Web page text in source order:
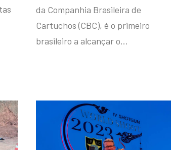
da Companhia Brasileira de
Cartuchos (CBC), é o primeiro
brasileiro a alcançar o…